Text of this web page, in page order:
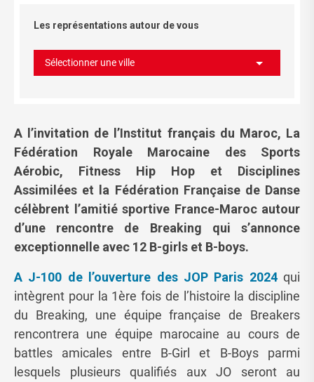
Les représentations autour de vous
Sélectionner une ville
A l’invitation de l’Institut français du Maroc, La
Fédération Royale Marocaine des Sports
Aérobic, Fitness Hip Hop et Disciplines
Assimilées et la Fédération Française de Danse
célèbrent l’amitié sportive France-Maroc autour
d’une rencontre de Breaking qui s’annonce
exceptionnelle avec 12 B-girls et B-boys.
A J-100 de l’ouverture des JOP Paris 2024qui
intègrent pour la 1ère fois de l’histoire la discipline
du Breaking, une équipe française de Breakers
rencontrera une équipe marocaine au cours de
battles amicales entre B-Girl et B-Boys parmi
lesquels plusieurs qualifiés aux JO seront au